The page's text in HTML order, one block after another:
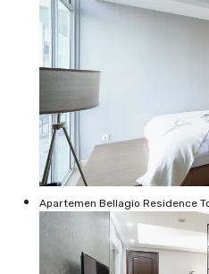
Apartemen Bellagio Residence